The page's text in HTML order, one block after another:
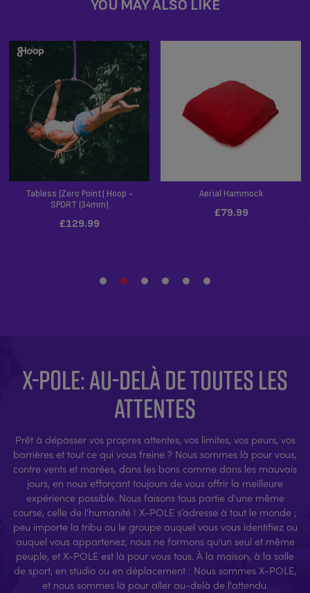
X-POLE: AU-DELÀ DE TOUTES LES
ATTENTES
Prêt à dépasser vos propres attentes, vos limites, vos peurs, vos
barrières et tout ce qui vous freine ? Nous sommes là pour vous,
contre vents et marées, dans les bons comme dans les mauvais
jours, en nous efforçant toujours de vous offrir la meilleure
expérience possible. Nous faisons tous partie d'une même
course, celle de l'humanité ! X-POLE s’adresse à tout le monde ;
peu importe la tribu ou le groupe auquel vous vous identifiez ou
auquel vous appartenez, nous ne formons qu'un seul et même
peuple, et X-POLE est là pour vous tous. À la maison, à la salle
de sport, en studio ou en déplacement : Nous sommes X-POLE,
et nous sommes là pour aller au-delà de l'attendu.